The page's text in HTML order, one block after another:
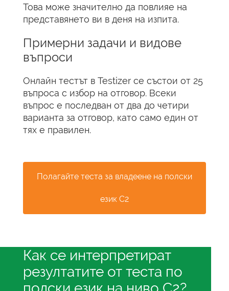
Това може значително да повлияе на
представянето ви в деня на изпита.
Примерни задачи и видове
въпроси
Онлайн тестът в Testizer се състои от 25
въпроса с избор на отговор. Всеки
въпрос е последван от два до четири
варианта за отговор, като само един от
тях е правилен.
Полагайте теста за владеене на полски
език C2
Как се интерпретират
резултатите от теста по